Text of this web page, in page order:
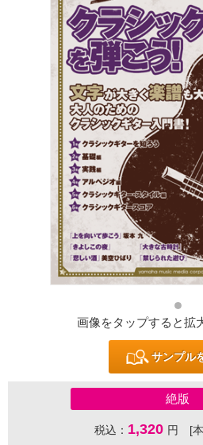
画像をタップすると拡
サンプル
絶版
税込： 1,320 円 [本